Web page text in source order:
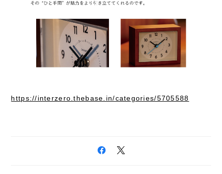
https://interzero.thebase.in/categories/5705588